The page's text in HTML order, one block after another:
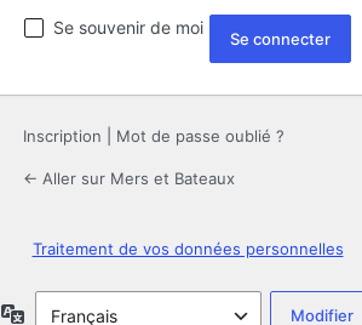
Se souvenir de moi
Inscription Mot de passe oublié ?
← Aller sur Mers et Bateaux
Traitement de vos données personnelles
Langue